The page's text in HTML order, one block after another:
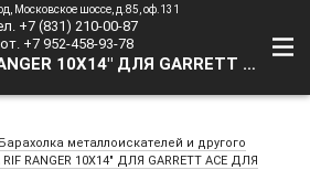
Московское шоссе, д.85, оф.131
+7 (831) 210-00-87
+7 952-458-93-78
КАТУШКА RIF RANGER 10X14" ДЛЯ GARRETT ACE ДЛЯ ACE 150, 250 - Форум Кладоискателей
Барахолка металлоискателей и другого
RANGER 10X14" ДЛЯ GARRETT ACE ДЛЯ